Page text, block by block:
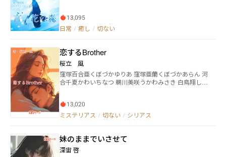
しているものの、木漏れ陽でありますように……。 料
理を選ぶように、お好きなものから選ぶのも楽しみの
えたり追加したりしてます。 ◆時々更新 ◆ファンタ
ジーあり
13,095
日常 / 癒し / 切ない
恋するBrother
桜立 風
窪塚百合亜くぼづかゆりあ 窪塚亜蘭くぼづかあらん 河
合千夏かわいちなつ 鵜川美咲うかわみさき 白鳥翔しら
長する亜蘭に、いつしか禁断の想いを抱くようにな
り…苦しんだ私は逃げるように実家を出たのに。 …就
に魅了される私の友人、たった1人心を許せる男友達だ
った人に告白され…私の周辺は否が応でも騒がしくな
っていく。 離婚した両親も何やら訳アリの様子。 3ヶ
13,020
ミステリアス / 切ない / シリアス
妹のままでいさせて
深宙 啓